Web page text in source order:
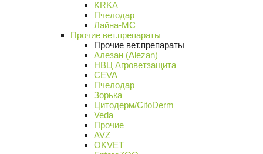
KRKA
Пчелодар
Лайна-МС
Прочие вет.препараты
Прочие вет.препараты
Алезан (Alezan)
НВЦ Агроветзащита
CEVA
Пчелодар
Зорька
Цитодерм/CitoDerm
Veda
Прочие
AVZ
OKVET